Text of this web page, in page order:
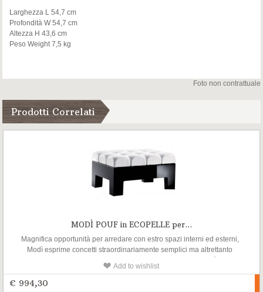
Larghezza L 54,7 cm
Profondità W 54,7 cm
Altezza H 43,6 cm
Peso Weight 7,5 kg
Foto non contrattuale
Prodotti Correlati
MODÌ POUF in ECOPELLE per...
Magnifica opportunità per arredare con estro spazi interni ed esterni,
Modì esprime concetti straordinariamente semplici ma altrettanto
colori e un poker di moduli: un piano in vetro verniciato bianco o nero e
poi una seduta, un bracciolo/schienale e un angolo, tutti imbottiti...
Add to wishlist
€ 994,30